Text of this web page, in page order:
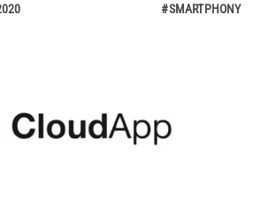
#SMARTPHONY